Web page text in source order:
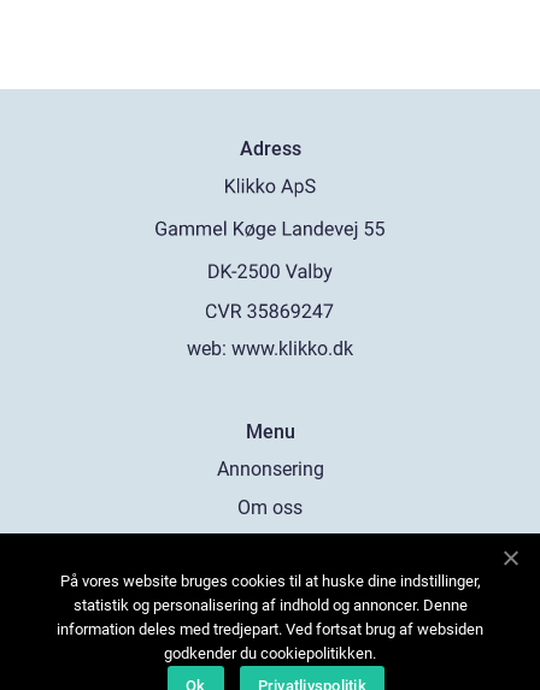
Adress
web: www.klikko.dk
Menu
Annonsering
Om oss
Kontakta oss
Sitemap
På vores website bruges cookies til at huske dine indstillinger,
statistik og personalisering af indhold og annoncer. Denne
information deles med tredjepart. Ved fortsat brug af websiden
godkender du cookiepolitikken.
Ok
Privatlivspolitik